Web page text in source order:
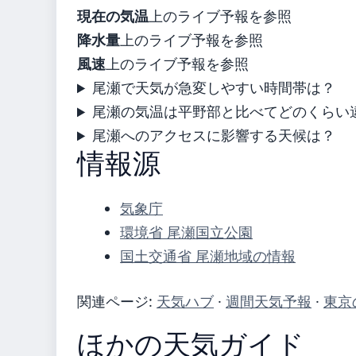
現在の気温上のライブ予報を参照
降水量上のライブ予報を参照
風速上のライブ予報を参照
尾瀬で天気が急変しやすい時間帯は？
尾瀬の気温は平野部と比べてどのくらい
尾瀬へのアクセスに影響する天候は？
情報源
気象庁
環境省 尾瀬国立公園
国土交通省 尾瀬地域の情報
関連ページ: 天気ハブ· 週間天気予報 · 東京
ほかの天気ガイド